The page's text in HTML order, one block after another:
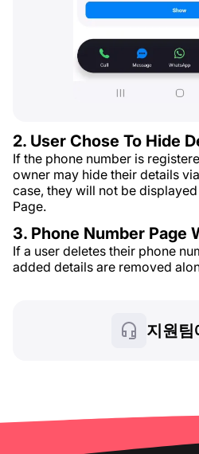
2. User Chose To Hide
If the phone number is
owner may hide their details
case, they will not be
Page.
3. Phone Number Page
If a user deletes their phone
added details are removed
지원팀